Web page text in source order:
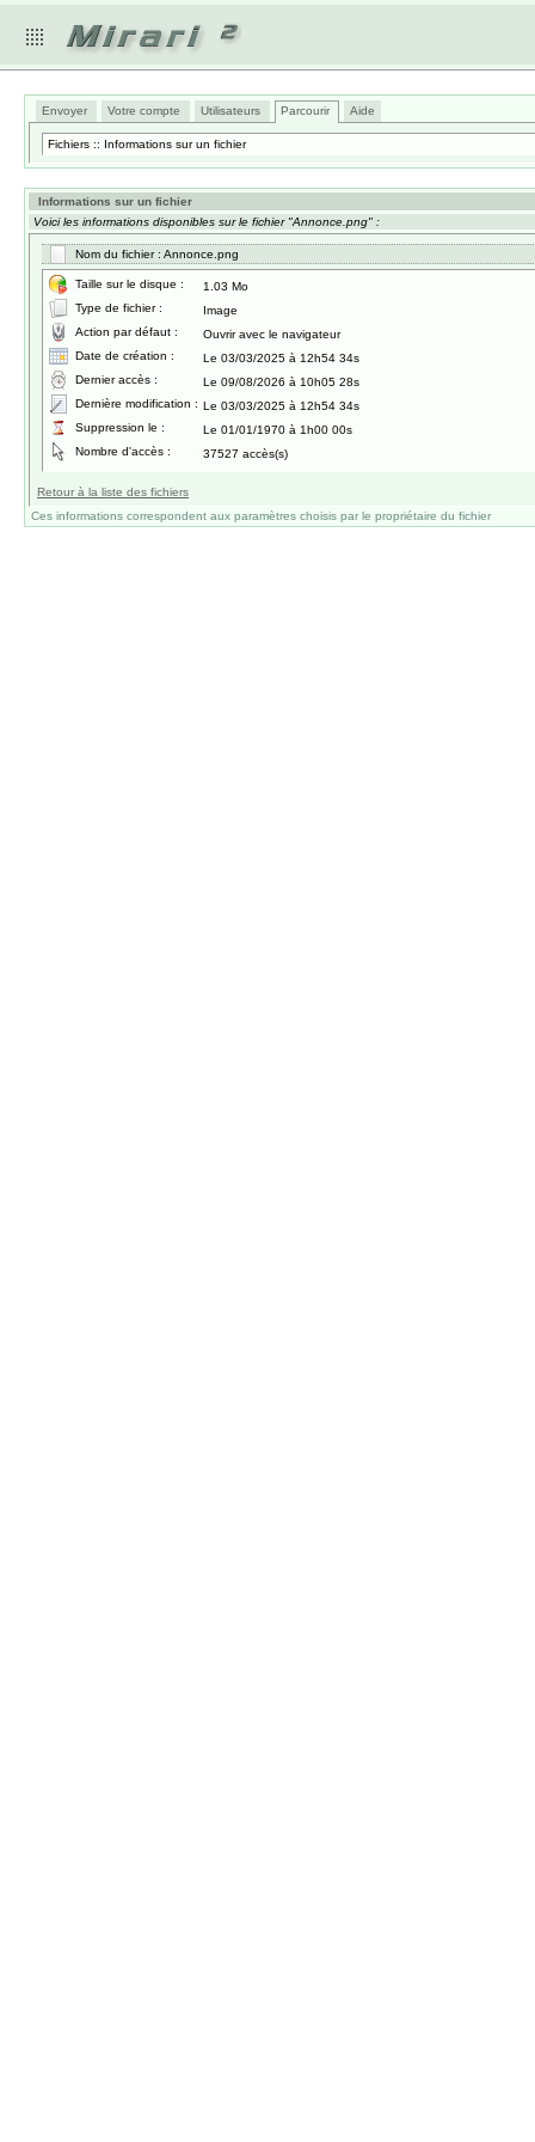
Envoyer Votre compte Utilisateurs Parcourir Aide
Fichiers :: Informations sur un fichier
Informations sur un fichier
Voici les informations disponibles sur le fichier "Annonce.png" :
Nom du fichier : Annonce.png
Taille sur le disque :
1.03 Mo
Type de fichier :
Image
Action par défaut :
Ouvrir avec le navigateur
Date de création :
Le 03/03/2025 à 12h54 34s
Dernier accès :
Le 09/08/2026 à 10h05 28s
Dernière modification : Le 03/03/2025 à 12h54 34s
Suppression le :
Le 01/01/1970 à 1h00 00s
Nombre d'accès :
37527 accès(s)
Retour à la liste des fichiers
Ces informations correspondent aux paramètres choisis par le propriétaire du fichier